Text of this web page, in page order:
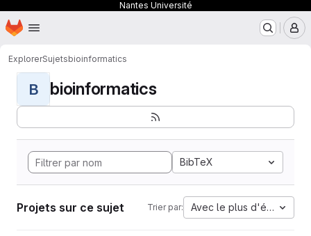
Nantes Université
Passer au contenu principal
Page d'accueil
ExplorerSujetsbioinformatics
B bioinformatics
BibTeX
Projets sur ce sujet Trier par: Avec le plus d'étoiles